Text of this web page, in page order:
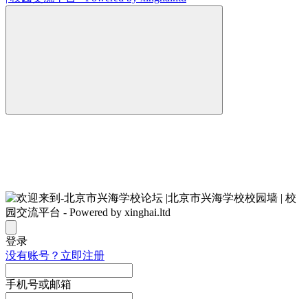
登录
没有账号？立即注册
手机号或邮箱